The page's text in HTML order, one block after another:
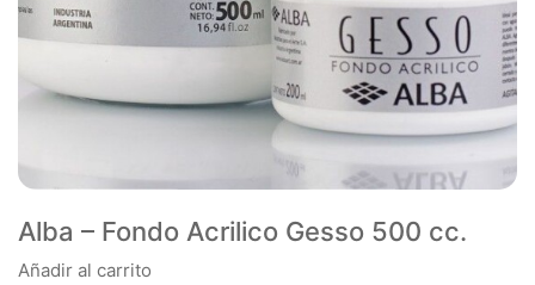
Alba – Fondo Acrilico Gesso 500 cc.
Añadir al carrito